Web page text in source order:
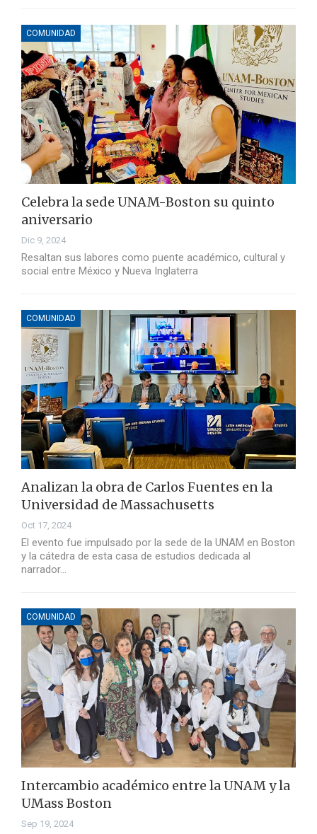
COMUNIDAD
Celebra la sede UNAM-Boston su quinto
aniversario
Dic 9, 2024
Resaltan sus labores como puente académico, cultural y
social entre México y Nueva Inglaterra
COMUNIDAD
Analizan la obra de Carlos Fuentes en la
Universidad de Massachusetts
Oct 17, 2024
El evento fue impulsado por la sede de la UNAM en Boston
y la cátedra de esta casa de estudios dedicada al
narrador…
COMUNIDAD
Intercambio académico entre la UNAM y la
UMass Boston
Sep 19, 2024